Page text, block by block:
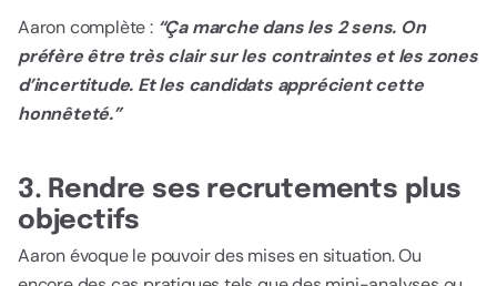
Aaron complète : “Ça marche dans les 2 sens. On
préfère être très clair sur les contraintes et les zones
d’incertitude. Et les candidats apprécient cette
honnêteté.”
3. Rendre ses recrutements plus
objectifs
Aaron évoque le pouvoir des mises en situation. Ou